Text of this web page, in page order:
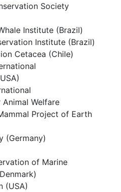
Society
Institute (Brazil)
Institute (Brazil)
Cetacea (Chile)
Welfare
Project of Earth
(Germany)
of Marine
(USA)